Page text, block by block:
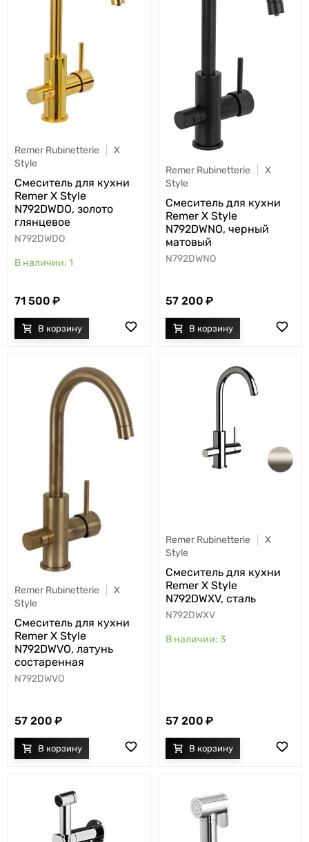
Remer Rubinetterie
X
Style
Cмеситель для кухни
Remer X Style
N792DWDO, золото
глянцевое
N792DWDO
1
71 500
Remer Rubinetterie
X
Style
Cмеситель для кухни
Remer X Style
N792DWNO, черный
матовый
N792DWNO
57 200
Remer Rubinetterie
X
Style
Cмеситель для кухни
Remer X Style
N792DWVO, латунь
состаренная
N792DWVO
57 200
Remer Rubinetterie
X
Style
Cмеситель для кухни
Remer X Style
N792DWXV, сталь
N792DWXV
3
57 200